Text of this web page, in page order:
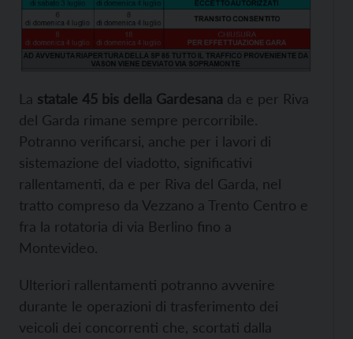
La statale 45 bis della Gardesana da e per Riva
del Garda rimane sempre percorribile.
Potranno verificarsi, anche per i lavori di
sistemazione del viadotto, significativi
rallentamenti, da e per Riva del Garda, nel
tratto compreso da Vezzano a Trento Centro e
fra la rotatoria di via Berlino fino a
Montevideo.
Ulteriori rallentamenti potranno avvenire
durante le operazioni di trasferimento dei
veicoli dei concorrenti che, scortati dalla